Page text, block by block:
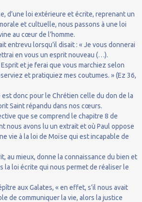
d’une loi extérieure et écrite, reprenant un
et cultuelle, nous passons à une loi
au cœur de l’homme.
entrevu lorsqu’il disait : « Je vous donnerai
en vous un esprit nouveau (…).
et je ferai que vous marchiez selon
et pratiquiez mes coutumes. » (Ez 36,
est donc pour le Chrétien celle du don de la
Saint répandu dans nos cœurs.
que se comprend le chapitre 8 de
nous avons lu un extrait et où Paul oppose
vie à la loi de Moïse qui est incapable de
au mieux, donne la connaissance du bien et
la loi écrite qui nous permet de réaliser le
aux Galates, « en effet, s’il nous avait
de communiquer la vie, alors la justice